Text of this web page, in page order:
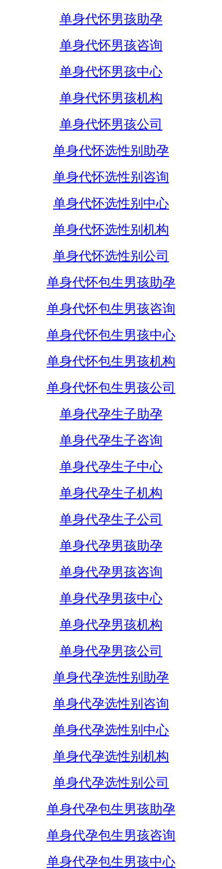
单身代怀男孩助孕
单身代怀男孩咨询
单身代怀男孩中心
单身代怀男孩机构
单身代怀男孩公司
单身代怀选性别助孕
单身代怀选性别咨询
单身代怀选性别中心
单身代怀选性别机构
单身代怀选性别公司
单身代怀包生男孩助孕
单身代怀包生男孩咨询
单身代怀包生男孩中心
单身代怀包生男孩机构
单身代怀包生男孩公司
单身代孕生子助孕
单身代孕生子咨询
单身代孕生子中心
单身代孕生子机构
单身代孕生子公司
单身代孕男孩助孕
单身代孕男孩咨询
单身代孕男孩中心
单身代孕男孩机构
单身代孕男孩公司
单身代孕选性别助孕
单身代孕选性别咨询
单身代孕选性别中心
单身代孕选性别机构
单身代孕选性别公司
单身代孕包生男孩助孕
单身代孕包生男孩咨询
单身代孕包生男孩中心